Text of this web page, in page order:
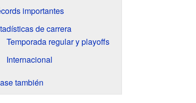
importantes
de carrera
Temporada regular y playoffs
Internacional
también